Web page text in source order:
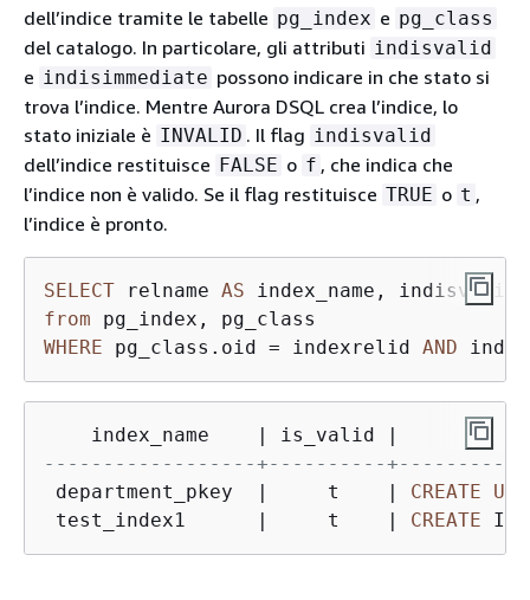
dell’indice tramite le tabelle pg_index e pg_class
del catalogo. In particolare, gli attributi indisvalid
e indisimmediate possono indicare in che stato si
trova l’indice. Mentre Aurora DSQL crea l’indice, lo
stato iniziale è INVALID . Il flag indisvalid
dell’indice restituisce FALSE o f , che indica che
l’indice non è valido. Se il flag restituisce TRUE o t ,
l’indice è pronto.
SELECT relname AS index_name, indisvalid
from
WHERE pg_class.oid = indexrelid AND
    index_name
| is_valid
|
------------------+----------
department_pkey
|
     t
| CREATE
test_index1
|
     t
| CREATE